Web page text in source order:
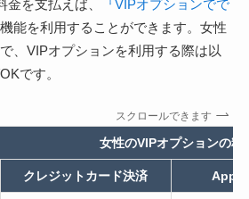
を支払えば、
『VIPオプションでで
能を利用することができます。女性
、VIPオプションを利用する際は以
です。
スクロールできます
女性のVIPオプションの料
クレジットカード決済 Apple